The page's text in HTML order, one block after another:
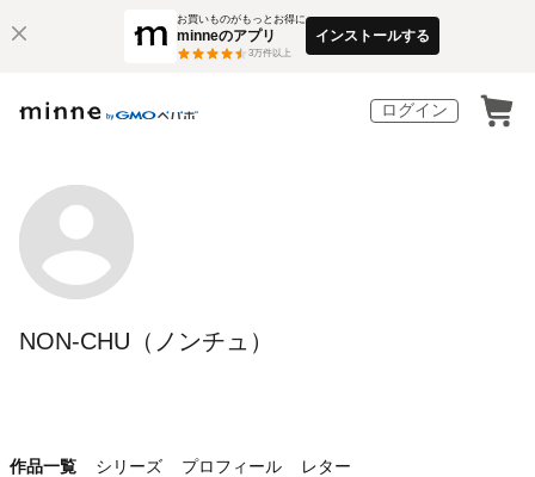
お買いものがもっとお得に
minneのアプリ
3万件以上
インストールする
ログイン
NON-CHU（ノンチュ）
作品一覧 シリーズ プロフィール レター